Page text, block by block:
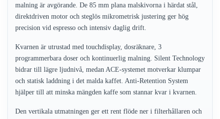
malning är avgörande. De 85 mm plana malskivorna i härdat stål,
direktdriven motor och steglös mikrometrisk justering ger hög
precision vid espresso och intensiv daglig drift.
Kvarnen är utrustad med touchdisplay, dosräknare, 3
programmerbara doser och kontinuerlig malning. Silent Technology
bidrar till lägre ljudnivå, medan ACE-systemet motverkar klumpar
och statisk laddning i det malda kaffet. Anti-Retention System
hjälper till att minska mängden kaffe som stannar kvar i kvarnen.
Den vertikala utmatningen ger ett rent flöde ner i filterhållaren och